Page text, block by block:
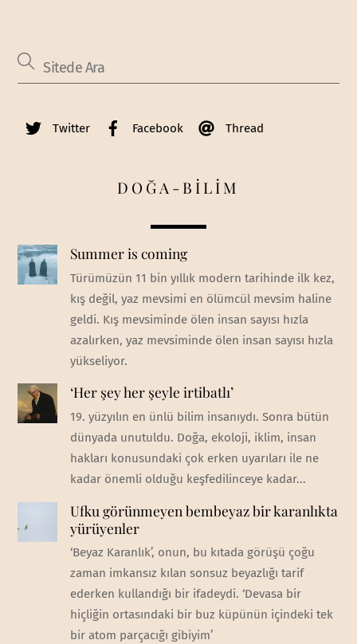
Twitter Facebook Thread
DOĞA-BİLİM
Summer is coming
Türümüzün 11 bin yıllık modern tarihinde ilk kez,
kış değil, yaz mevsimi en ölümcül mevsim haline
geldi. Kış mevsiminde ölen insan sayısı hızla
azalırken, yaz mevsiminde ölen insan sayısı hızla
yükseliyor.
‘Her şey her şeyle irtibatlı’
19. yüzyılın en ünlü bilim insanıydı. Sonra bütün
dünyada unutuldu. Doğa, ekoloji, iklim, insan
hakları konusundaki çok erken uyarıları ile ne
kadar önemli olduğu keşfedilinceye kadar...
Ufku görünmeyen bembeyaz bir karanlıkta
yürüyenler
‘Beyaz Karanlık’, onun, bu kıtada görüşü çoğu
zaman imkansız kılan sonsuz beyazlığı tarif
ederken kullandığı bir ifadeydi. ‘Devasa bir
hiçliğin ortasındaki bir buz küpünün içindeki tek
bir atom parçacığı gibiyim’